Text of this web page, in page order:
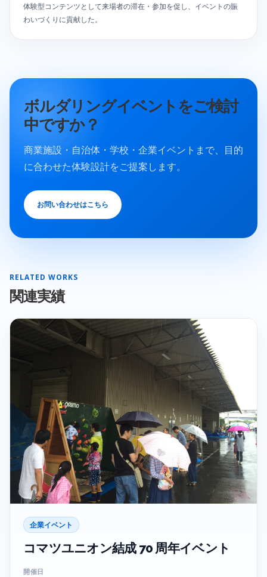
体験型コンテンツとして来場者の滞在・参加を促し、イベントの賑
わいづくりに貢献した。
ボルダリングイベントをご検討
中ですか？
商業施設・自治体・学校・企業イベントまで、目的
に合わせた体験設計をご提案します。
お問い合わせはこちら
RELATED WORKS
関連実績
企業イベント
コマツユニオン結成 70 周年イベント
開催日